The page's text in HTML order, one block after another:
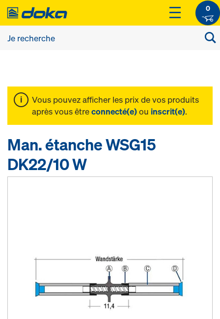
0
Vous pouvez afficher les prix de vos produits
après vous êtreconnecté(e)ou inscrit(e).
Man. étanche WSG15
DK22/10 W